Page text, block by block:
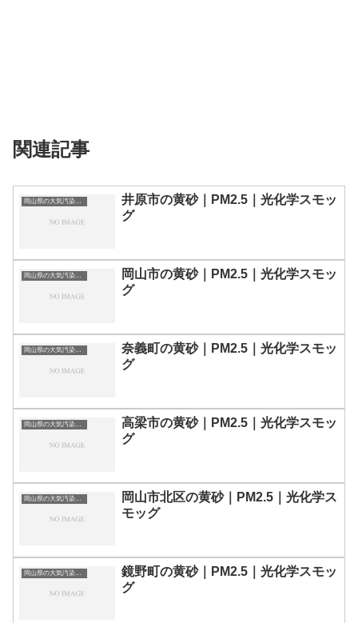
関連記事
岡山県の大気汚染・PM2.5・黄砂・エアロゾルの数値
井原市の黄砂｜PM2.5｜光化学スモッ
グ
岡山県の大気汚染・PM2.5・黄砂・エアロゾルの数値
岡山市の黄砂｜PM2.5｜光化学スモッ
グ
岡山県の大気汚染・PM2.5・黄砂・エアロゾルの数値
奈義町の黄砂｜PM2.5｜光化学スモッ
グ
岡山県の大気汚染・PM2.5・黄砂・エアロゾルの数値
高梁市の黄砂｜PM2.5｜光化学スモッ
グ
岡山県の大気汚染・PM2.5・黄砂・エアロゾルの数値
岡山市北区の黄砂｜PM2.5｜光化学ス
モッグ
岡山県の大気汚染・PM2.5・黄砂・エアロゾルの数値
鏡野町の黄砂｜PM2.5｜光化学スモッ
グ